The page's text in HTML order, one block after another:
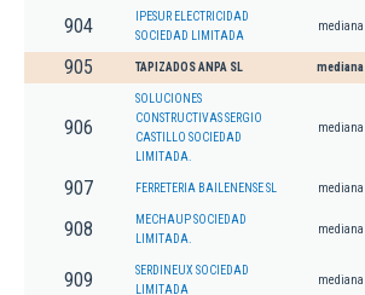
904
IPESUR ELECTRICIDAD
SOCIEDAD LIMITADA
mediana
905 TAPIZADOS ANPA SL mediana
906
SOLUCIONES
CONSTRUCTIVAS SERGIO
CASTILLO SOCIEDAD
LIMITADA.
mediana
907 FERRETERIA BAILENENSE SL mediana
908
MECHAUP SOCIEDAD
LIMITADA.
mediana
909
SERDINEUX SOCIEDAD
LIMITADA
mediana